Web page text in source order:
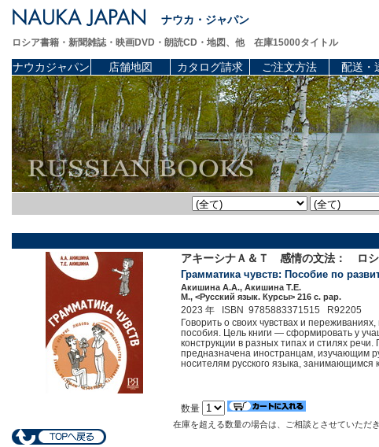
ナウカ・ジャパン
ロシア書籍・新聞雑誌・映画DVD・朗読CD・地図、他 在庫15000タイトル
ナウカジャパン 店舗地図 カタログ請求 ご注文方法 配送・
アキーシナＡ＆Ｔ 感情の文法： ロシ
Грамматика чувств: Пособие по
Акишина А.А., Акишина Т.Е.
М., <Русский язык. Курсы> 216 c. pap.
2023 年 ISBN 9785883371515 R92205
Говорить о своих чувствах и
пособия. Цель книги — сформировать у
конструкции в разных типах и стилях
предназначена иностранцам, изучающим
носителям русского языка, занимающимся
数量
在庫を超える数量の場合は、ご相談とさせていただき